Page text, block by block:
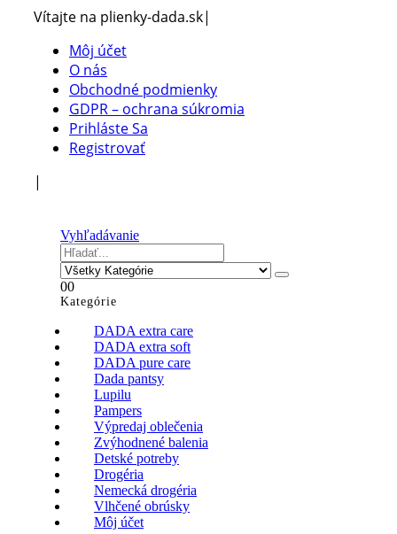
Vítajte na plienky-dada.sk|
Môj účet
O nás
Obchodné podmienky
GDPR – ochrana súkromia
Prihláste Sa
Registrovať
|
Vyhľadávanie
00
Kategórie
DADA extra care
DADA extra soft
DADA pure care
Dada pantsy
Lupilu
Pampers
Výpredaj oblečenia
Zvýhodnené balenia
Detské potreby
Drogéria
Nemecká drogéria
Vlhčené obrúsky
Môj účet